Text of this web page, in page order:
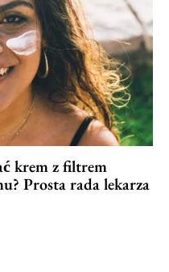
krem z filtrem
Prosta rada lekarza